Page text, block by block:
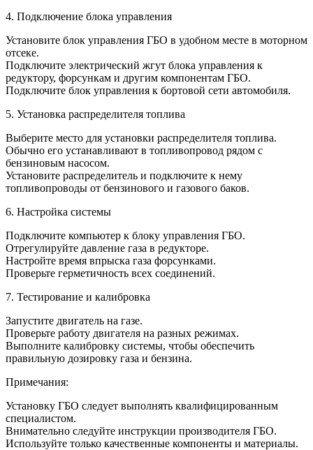
4. Подключение блока управления
Установите блок управления ГБО в удобном месте в моторном
отсеке.
Подключите электрический жгут блока управления к
редуктору, форсункам и другим компонентам ГБО.
Подключите блок управления к бортовой сети автомобиля.
5. Установка распределителя топлива
Выберите место для установки распределителя топлива.
Обычно его устанавливают в топливопровод рядом с
бензиновым насосом.
Установите распределитель и подключите к нему
топливопроводы от бензинового и газового баков.
6. Настройка системы
Подключите компьютер к блоку управления ГБО.
Отрегулируйте давление газа в редукторе.
Настройте время впрыска газа форсунками.
Проверьте герметичность всех соединений.
7. Тестирование и калибровка
Запустите двигатель на газе.
Проверьте работу двигателя на разных режимах.
Выполните калибровку системы, чтобы обеспечить
правильную дозировку газа и бензина.
Примечания:
Установку ГБО следует выполнять квалифицированным
специалистом.
Внимательно следуйте инструкции производителя ГБО.
Используйте только качественные компоненты и материалы.